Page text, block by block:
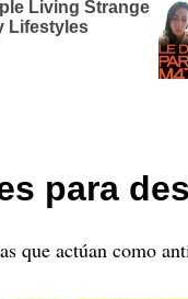
para
que actúan como